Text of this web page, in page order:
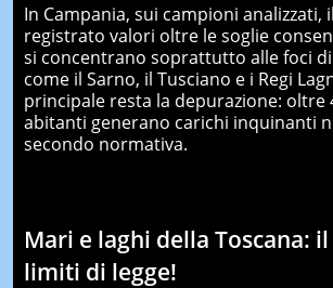
In Campania, sui campioni analizzati,
registrato valori oltre le soglie
si concentrano soprattutto alle foci
come il Sarno, il Tusciano e i Regi
principale resta la depurazione: oltre
abitanti generano carichi inquinanti
secondo normativa.
Mari e laghi della Toscana:
limiti di legge!